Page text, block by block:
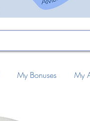
My Bonuses My